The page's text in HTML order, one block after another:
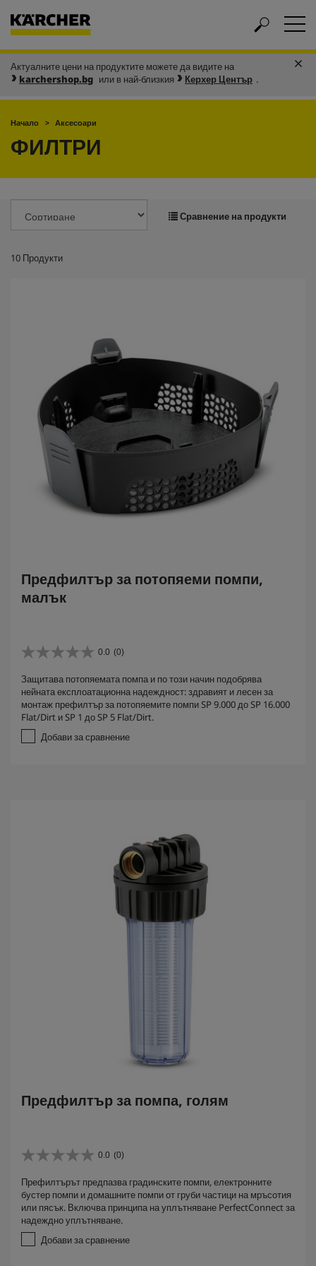
Актуалните цени на продуктите можете да видите на
karchershop.bg или в най-близкия Керхер Център .
Начало Аксесоари
ФИЛТРИ
Сравнение на продукти
10 Продукти
Предфилтър за потопяеми помпи,
малък
0.0 (0)
0
0
о
т
5
в
Защитава потопяемата помпа и по този начин подобрява
нейната експлоатационна надеждност: здравият и лесен за
монтаж префилтър за потопяемите помпи SP 9.000 до SP 16.000
Flat/Dirt и SP 1 до SP 5 Flat/Dirt.
Добави за сравнение
Предфилтър за помпа, голям
0.0 (0)
0
0
о
т
5
в
Префилтърът предпазва градинските помпи, електронните
бустер помпи и домашните помпи от груби частици на мръсотия
или пясък. Включва принципа на уплътняване PerfectConnect за
надеждно уплътняване.
Добави за сравнение